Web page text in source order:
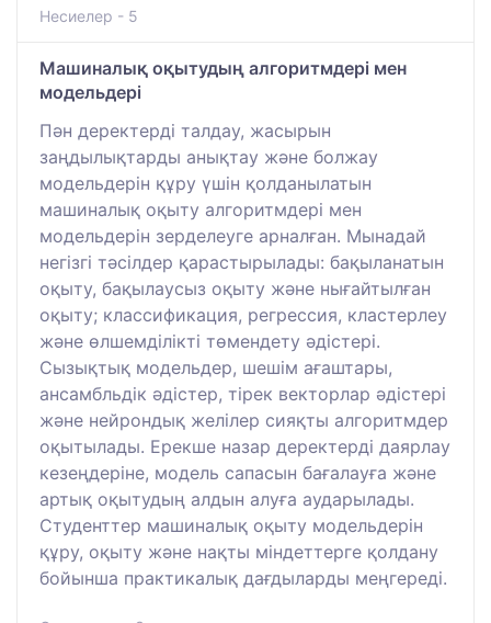
Несиелер - 5
Машиналық оқытудың алгоритмдері мен
модельдері
Пән деректерді талдау, жасырын
заңдылықтарды анықтау және болжау
модельдерін құру үшін қолданылатын
машиналық оқыту алгоритмдері мен
модельдерін зерделеуге арналған. Мынадай
негізгі тәсілдер қарастырылады: бақыланатын
оқыту, бақылаусыз оқыту және нығайтылған
оқыту; классификация, регрессия, кластерлеу
және өлшемділікті төмендету әдістері.
Сызықтық модельдер, шешім ағаштары,
ансамбльдік әдістер, тірек векторлар әдістері
және нейрондық желілер сияқты алгоритмдер
оқытылады. Ерекше назар деректерді даярлау
кезеңдеріне, модель сапасын бағалауға және
артық оқытудың алдын алуға аударылады.
Студенттер машиналық оқыту модельдерін
құру, оқыту және нақты міндеттерге қолдану
бойынша практикалық дағдыларды меңгереді.